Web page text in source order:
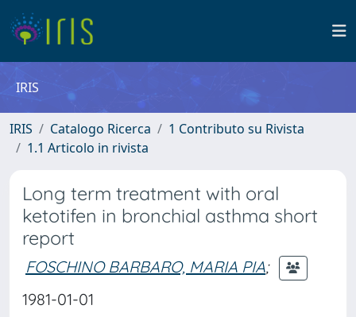
IRIS
IRIS Catalogo Ricerca
1 Contributo su Rivista
1.1 Articolo in rivista
Long term treatment with oral
ketotifen in bronchial asthma short
report
FOSCHINO BARBARO, MARIA PIA;
1981-01-01